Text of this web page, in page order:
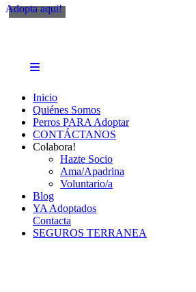
Adopta aqui!
Inicio
Quiénes Somos
Perros PARA Adoptar
CONTÁCTANOS
Colabora!
Hazte Socio
Ama/Apadrina
Voluntario/a
Blog
YA Adoptados
Contacta
SEGUROS TERRANEA